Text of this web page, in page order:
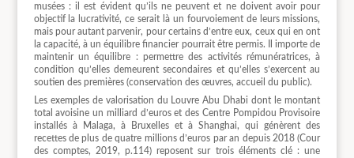
musées : il est évident qu’ils ne peuvent et ne doivent avoir pour
objectif la lucrativité, ce serait là un fourvoiement de leurs missions,
mais pour autant parvenir, pour certains d’entre eux, ceux qui en ont
la capacité, à un équilibre financier pourrait être permis. Il importe de
maintenir un équilibre : permettre des activités rémunératrices, à
condition qu’elles demeurent secondaires et qu’elles s’exercent au
soutien des premières (conservation des œuvres, accueil du public).
Les exemples de valorisation du Louvre Abu Dhabi dont le montant
total avoisine un milliard d’euros et des Centre Pompidou Provisoire
installés à Malaga, à Bruxelles et à Shanghai, qui génèrent des
recettes de plus de quatre millions d’euros par an depuis 2018 (Cour
des comptes, 2019, p.114) reposent sur trois éléments clé : une